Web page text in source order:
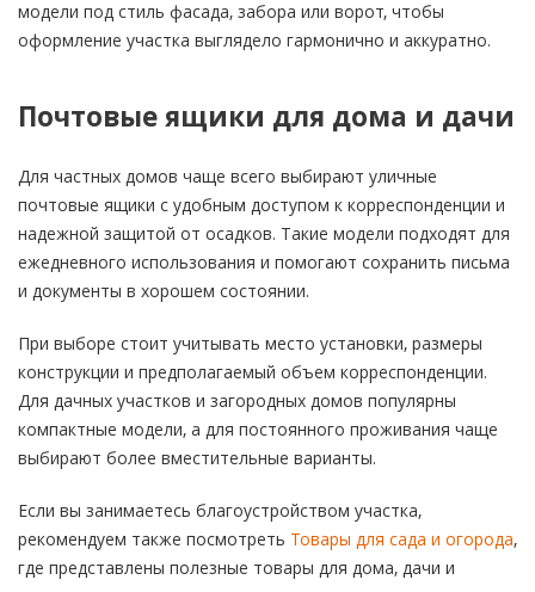
модели под стиль фасада, забора или ворот, чтобы
оформление участка выглядело гармонично и аккуратно.
Почтовые ящики для дома и дачи
Для частных домов чаще всего выбирают уличные
почтовые ящики с удобным доступом к корреспонденции и
надежной защитой от осадков. Такие модели подходят для
ежедневного использования и помогают сохранить письма
и документы в хорошем состоянии.
При выборе стоит учитывать место установки, размеры
конструкции и предполагаемый объем корреспонденции.
Для дачных участков и загородных домов популярны
компактные модели, а для постоянного проживания чаще
выбирают более вместительные варианты.
Если вы занимаетесь благоустройством участка,
рекомендуем также посмотреть Товары для сада и огорода,
где представлены полезные товары для дома, дачи и